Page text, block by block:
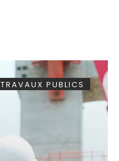
TRAVAUX PUBLICS